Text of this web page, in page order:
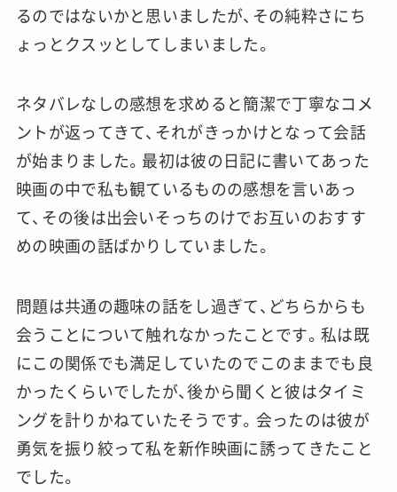
るのではないかと思いましたが、その純粋さにち
ょっとクスッとしてしまいました。
ネタバレなしの感想を求めると簡潔で丁寧なコメ
ントが返ってきて、それがきっかけとなって会話
が始まりました。最初は彼の日記に書いてあった
映画の中で私も観ているものの感想を言いあっ
て、その後は出会いそっちのけでお互いのおすす
めの映画の話ばかりしていました。
問題は共通の趣味の話をし過ぎて、どちらからも
会うことについて触れなかったことです。私は既
にこの関係でも満足していたのでこのままでも良
かったくらいでしたが、後から聞くと彼はタイミ
ングを計りかねていたそうです。会ったのは彼が
勇気を振り絞って私を新作映画に誘ってきたこと
でした。